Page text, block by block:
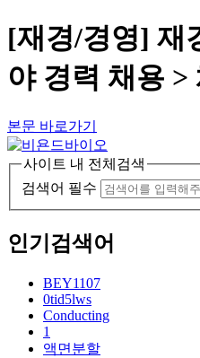
[재경/경영] 재
야 경력 채용 >
본문 바로가기
사이트 내 전체검색
검색어 필수
인기검색어
BEY1107
0tid5lws
Conducting
1
액면분할